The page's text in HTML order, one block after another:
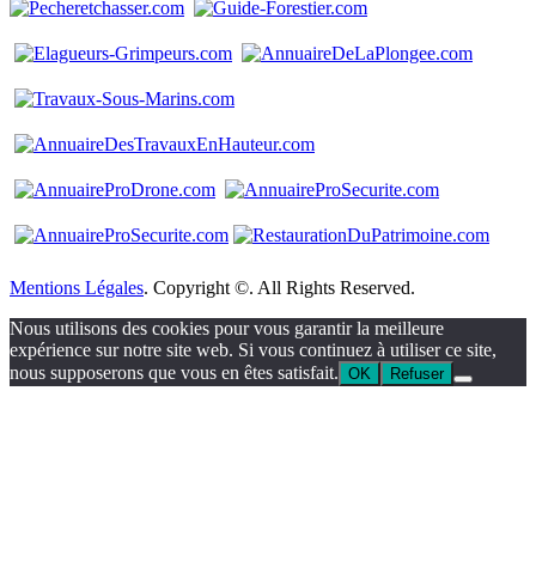
Mentions Légales. Copyright ©. All Rights Reserved.
Nous utilisons des cookies pour vous garantir la meilleure
expérience sur notre site web. Si vous continuez à utiliser ce site,
nous supposerons que vous en êtes satisfait. OK Refuser